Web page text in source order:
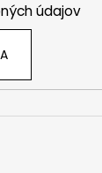
údajov